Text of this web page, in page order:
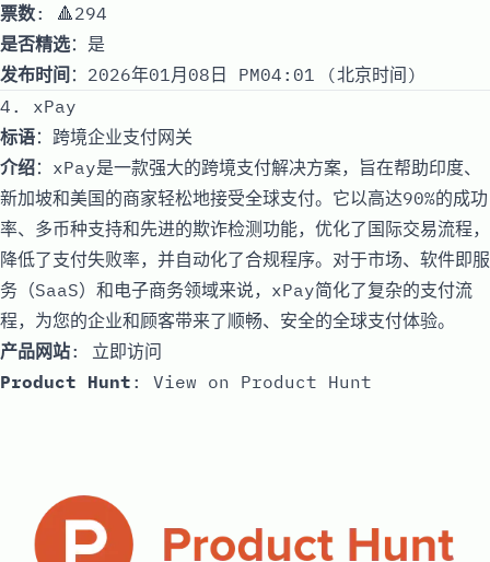
票数: 🔺294
是否精选：是
发布时间 ：2026年01月08日 PM04:01 (北京时间)
4. xPay
标语：跨境企业支付网关
介绍：xPay是一款强大的跨境支付解决方案，旨在帮助印度、
新加坡和美国的商家轻松地接受全球支付。它以高达90%的成功
率、多币种支持和先进的欺诈检测功能，优化了国际交易流程，
降低了支付失败率，并自动化了合规程序。对于市场、软件即服
务（SaaS）和电子商务领域来说，xPay简化了复杂的支付流
程，为您的企业和顾客带来了顺畅、安全的全球支付体验。
产品网站: 立即访问
Product Hunt : View on Product Hunt